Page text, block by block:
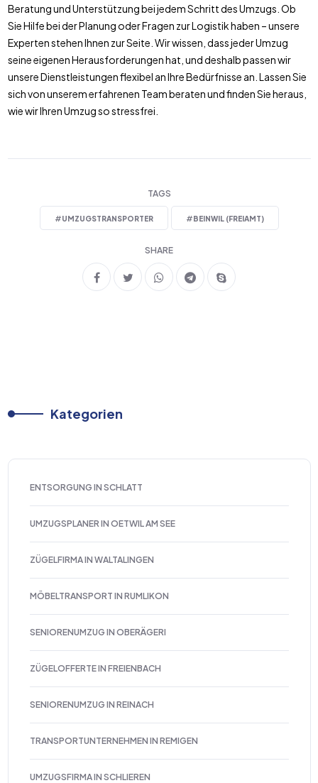
Beratung und Unterstützung bei jedem Schritt des Umzugs. Ob
Sie Hilfe bei der Planung oder Fragen zur Logistik haben – unsere
Experten stehen Ihnen zur Seite. Wir wissen, dass jeder Umzug
seine eigenen Herausforderungen hat, und deshalb passen wir
unsere Dienstleistungen flexibel an Ihre Bedürfnisse an. Lassen Sie
sich von unserem erfahrenen Team beraten und finden Sie heraus,
wie wir Ihren Umzug so stressfrei.
TAGS
#UMZUGSTRANSPORTER #BEINWIL (FREIAMT)
SHARE
Kategorien
ENTSORGUNG IN SCHLATT
UMZUGSPLANER IN OETWIL AM SEE
ZÜGELFIRMA IN WALTALINGEN
MÖBELTRANSPORT IN RUMLIKON
SENIORENUMZUG IN OBERÄGERI
ZÜGELOFFERTE IN FREIENBACH
SENIORENUMZUG IN REINACH
TRANSPORTUNTERNEHMEN IN REMIGEN
UMZUGSFIRMA IN SCHLIEREN